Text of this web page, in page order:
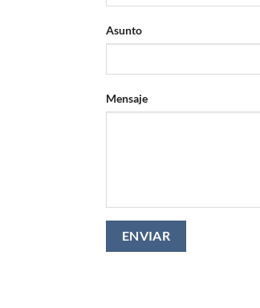
Asunto
Mensaje